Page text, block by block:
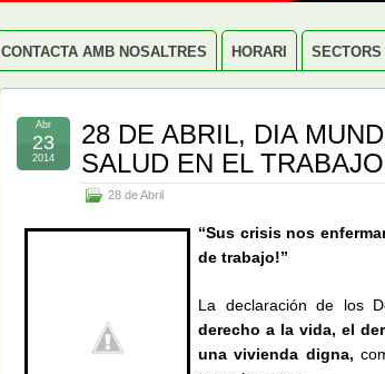
CONTACTA AMB NOSALTRES HORARI
28 DE ABRIL, DIA
SALUD EN EL TRABAJO
28 de Abril
Abr
23
2014
“Sus crisis nos
de trabajo!”
La declaración de los
derecho a la vida, el
una vivienda digna,